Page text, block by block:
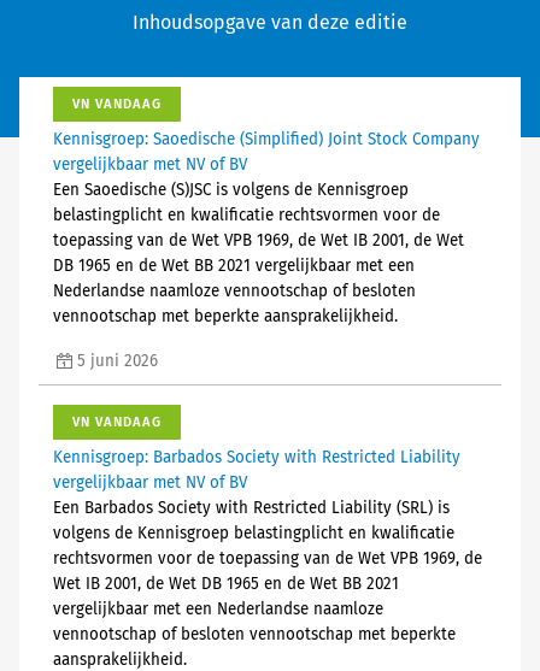
Inhoudsopgave van deze editie
VN VANDAAG
Kennisgroep: Saoedische (Simplified) Joint Stock Company
vergelijkbaar met NV of BV
Een Saoedische (S)JSC is volgens de Kennisgroep
belastingplicht en kwalificatie rechtsvormen voor de
toepassing van de Wet VPB 1969, de Wet IB 2001, de Wet
DB 1965 en de Wet BB 2021 vergelijkbaar met een
Nederlandse naamloze vennootschap of besloten
vennootschap met beperkte aansprakelijkheid.
5 juni 2026
VN VANDAAG
Kennisgroep: Barbados Society with Restricted Liability
vergelijkbaar met NV of BV
Een Barbados Society with Restricted Liability (SRL) is
volgens de Kennisgroep belastingplicht en kwalificatie
rechtsvormen voor de toepassing van de Wet VPB 1969, de
Wet IB 2001, de Wet DB 1965 en de Wet BB 2021
vergelijkbaar met een Nederlandse naamloze
vennootschap of besloten vennootschap met beperkte
aansprakelijkheid.